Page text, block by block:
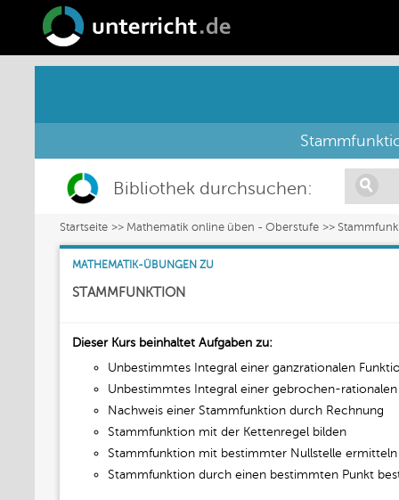
Bibliothek durchsuchen:
Startseite Mathematik online üben - Oberstufe
MATHEMATIK-ÜBUNGEN ZU
STAMMFUNKTION
Dieser Kurs beinhaltet Aufgaben zu:
Unbestimmtes Integral einer ganzrationalen
Unbestimmtes Integral einer gebrochen-
Nachweis einer Stammfunktion durch Rechnung
Stammfunktion mit der Kettenregel bilden
Stammfunktion mit bestimmter Nullstelle ermitteln
Stammfunktion durch einen bestimmten Punkt